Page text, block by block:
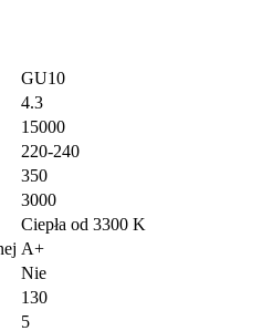
GU10
4.3
15000
220-240
350
3000
Ciepła od 3300 K
A+
Nie
130
5